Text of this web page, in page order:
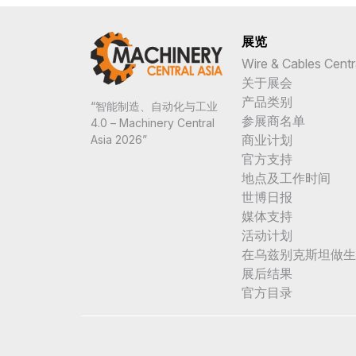
“智能制造、自动化与工业
4.0 – Machinery Central
Asia 2026”
展览
Wire & Cables
关于展会
产品类别
参展商名单
商业计划
官方支持
地点及工作时间
世博日报
媒体支持
活动计划
在乌兹别克斯坦做
展后结果
官方目录